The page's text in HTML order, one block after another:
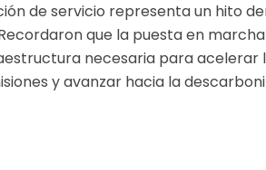
de servicio representa un hito
que la puesta en
necesaria para acelerar
y avanzar hacia la